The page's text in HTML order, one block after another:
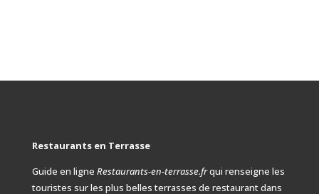
Restaurants en Terrasse
Guide en ligne Restaurants-en-terrasse.frqui renseigne les
touristes sur les plus belles terrasses de restaurant dans